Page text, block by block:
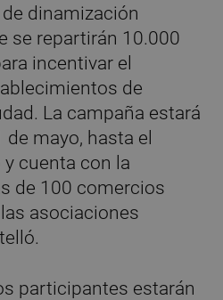
de dinamización
se repartirán 10.000
incentivar el
de
La campaña estará
mayo, hasta el
cuenta con la
de 100 comercios
asociaciones
participantes estarán